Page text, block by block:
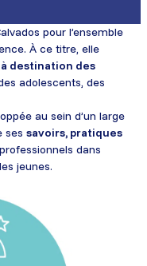
pour l’ensemble
À ce titre, elle
destination des
adolescents, des
au sein d’un large
ses savoirs, pratiques
dans
jeunes.